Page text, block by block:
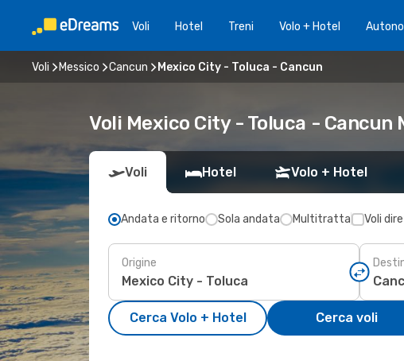
Voli Hotel Treni Volo + Hotel
Voli Messico Cancun Mexico City - Toluca - Cancun
Voli Mexico City - Toluca - Cancun
Voli Hotel Volo + Hotel
Andata e ritorno Sola andata Multitratta Voli
Origine
Cerca Volo + Hotel Cerca voli